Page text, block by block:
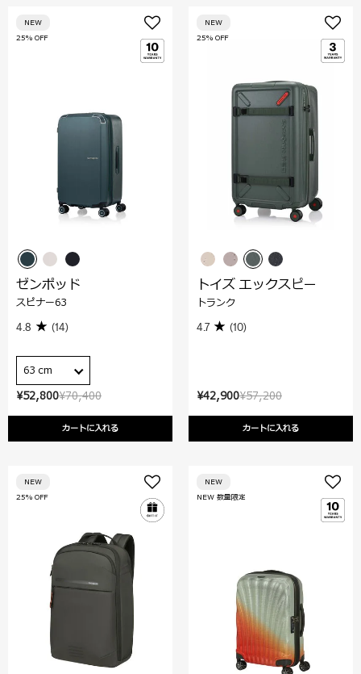
¥70,400
¥52,800
カートに入れる
25% OFF
NEW
ゼンポッド
スピナー63
4.8 (14)
63 cm
¥57,200
¥42,900
カートに入れる
25% OFF
NEW
トイズ エックスピー
トランク
4.7 (10)
25% OFF
NEW
NEW 数量限定
NEW